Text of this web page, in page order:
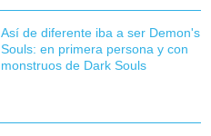
Así de diferente iba a ser Demon's
Souls: en primera persona y con
monstruos de Dark Souls